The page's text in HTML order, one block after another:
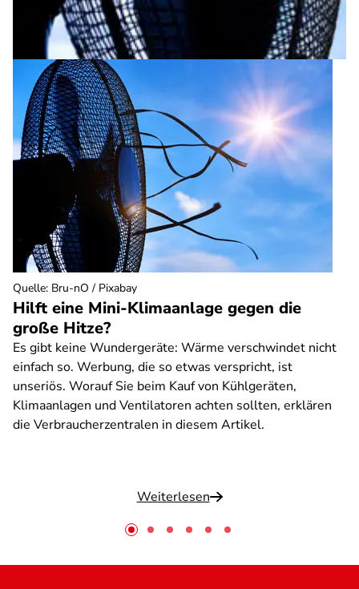
Hilft eine Mini-Klimaanlage gegen die
große Hitze?
Es gibt keine Wundergeräte: Wärme verschwindet nicht
einfach so. Werbung, die so etwas verspricht, ist
unseriös. Worauf Sie beim Kauf von Kühlgeräten,
Klimaanlagen und Ventilatoren achten sollten, erklären
die Verbraucherzentralen in diesem Artikel.
Weiterlesen
Quelle: Bru-nO / Pixabay